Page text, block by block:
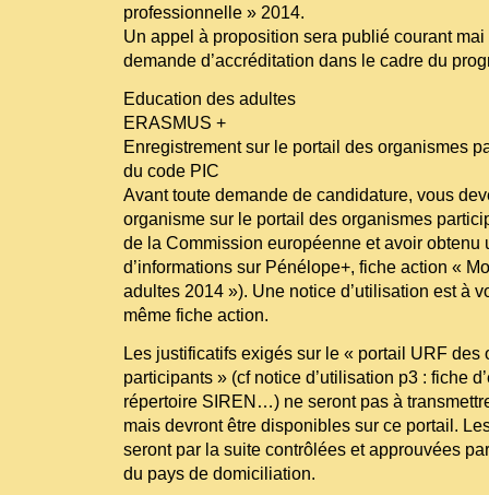
professionnelle » 2014.
Un appel à proposition sera publié courant
demande d’accréditation dans le cadre du
Education des adultes
ERASMUS +
Enregistrement sur le portail des organismes
du code PIC
Avant toute demande de candidature, vous
organisme sur le portail des organismes
de la Commission européenne et avoir obtenu
d’informations sur Pénélope+, fiche action «
adultes 2014 »). Une notice d’utilisation est à
même fiche action.
Les justificatifs exigés sur le « portail URF des
participants » (cf notice d’utilisation p3 : fiche
répertoire SIREN…) ne seront pas à
mais devront être disponibles sur ce portail.
seront par la suite contrôlées et approuvées
du pays de domiciliation.